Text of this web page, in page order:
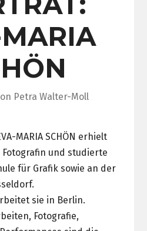
Petra Walter-Moll
MARIA SCHÖN erhielt
und studierte
für Grafik sowie an der
sie in Berlin.
Fotografie,